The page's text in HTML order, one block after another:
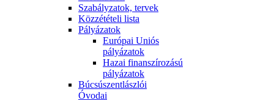
Szabályzatok, tervek
Közzétételi lista
Pályázatok
Európai Uniós
pályázatok
Hazai finanszírozású
pályázatok
Búcsúszentlászlói
Óvodai